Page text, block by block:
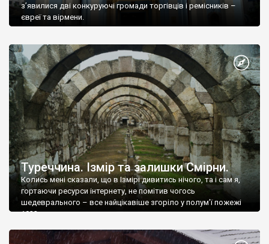
з’явилися дві конкуруючі громади торгівців і ремісників –
євреї та вірмени.
Туреччина. Ізмір та залишки Смірни.
Колись мені сказали, що в Ізмірі дивитись нічого, та і сам я,
гортаючи ресурси інтернету, не помітив чогось
шедеврального – все найцікавіше згоріло у полум’ї пожежі
1922 року.